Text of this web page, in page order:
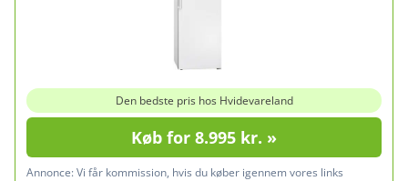
Den bedste pris hos Hvidevareland
Køb for 8.995 kr. »
Annonce:Vi får kommission, hvis du køber igennem vores links